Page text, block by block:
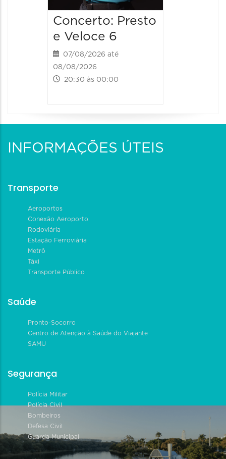
Concerto: Presto
e Veloce 6
07/08/2026 até
08/08/2026
20:30 às 00:00
INFORMAÇÕES ÚTEIS
Transporte
Aeroportos
Conexão Aeroporto
Rodoviária
Estação Ferroviária
Metrô
Táxi
Transporte Público
Saúde
Pronto-Socorro
Centro de Atenção à Saúde do Viajante
SAMU
Segurança
Polícia Militar
Polícia Civil
Bombeiros
Defesa Civil
Guarda Municipal